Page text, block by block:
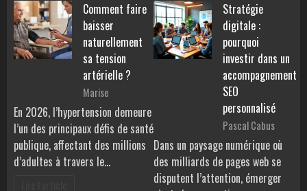
Comment faire
baisser
naturellement
sa tension
artérielle ?
Marise
En 2026, l’hypertension demeure
l’un des principaux défis de santé
publique, affectant des millions
d’adultes à travers le…
Stratégie
digitale :
pourquoi
investir dans un
accompagnement
SEO
personnalisé
Pascal Cabus
Dans un paysage numérique où
des milliards de pages web se
disputent l’attention, émerger